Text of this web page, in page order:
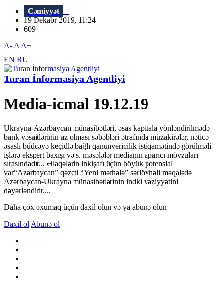
Cəmiyyət
19 Dekabr 2019, 11:24
609
A- A A+
EN RU
Turan İnformasiya Agentliyi
Media-icmal 19.12.19
Ukrayna-Azərbaycan münasibətləri, əsas kapitala yönləndirilmədə
bank vəsaitlərinin az olması səbəbləri ətrafında müzakirələr, nəticə
əsaslı büdcəyə keçidlə bağlı qanunvericilik istiqamətində görülməli
işlərə ekspert baxışı və s. məsələlər medianın aparıcı mövzuları
sırasındadır... Əlaqələrin inkişafı üçün böyük potensial
var“Azərbaycan” qəzeti “Yeni mərhələ” sərlövhəli məqalədə
Azərbaycan-Ukrayna münasibətlərinin indki vəziyyətini
dəyərləndirir....
Daha çox oxumaq üçün daxil olun və ya abunə olun
Daxil ol Abunə ol